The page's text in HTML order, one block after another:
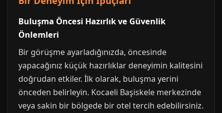
Buluşma Öncesi Hazırlık ve Güvenlik
Önlemleri
Bir görüşme ayarladığınızda, öncesinde
yapacağınız küçük hazırlıklar deneyimin kalitesini
doğrudan etkiler. İlk olarak, buluşma yerini
önceden belirleyin. Kocaeli Başiskele merkezinde
veya sakin bir bölgede bir otel tercih edebilirsiniz.